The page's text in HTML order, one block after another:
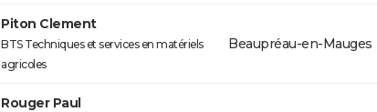
Piton Clement
BTS Techniques et services en matériels
agricoles
Beaupréau-en-Mauges
Rouger Paul